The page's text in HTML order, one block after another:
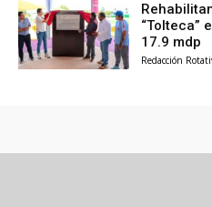
“Tolteca”
17.9 mdp
Redacción